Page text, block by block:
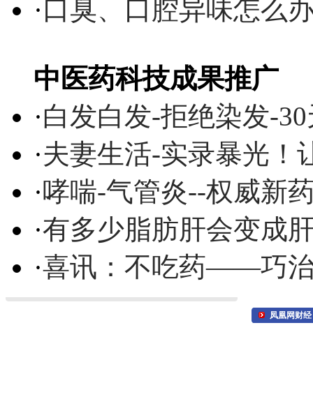
· 口臭、口腔异味怎么
中医药科技成果推广
·白发白发-拒绝染发-
·夫妻生活-实录暴光！
·哮喘-气管炎--权威新
·有多少脂肪肝会变成
·喜讯：不吃药——巧
凤凰网财经